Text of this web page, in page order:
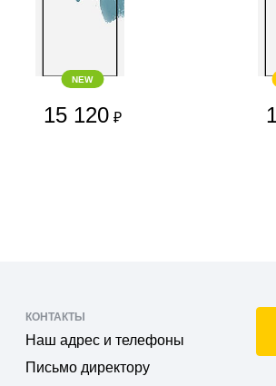
NEW
15 120 ₽
КОНТАКТЫ
Наш адрес и телефоны
Письмо директору